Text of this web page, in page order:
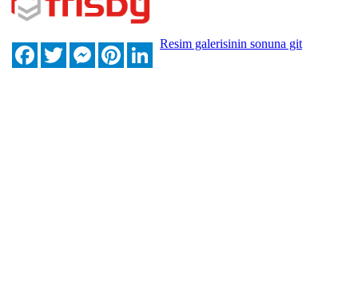
FacebookTwitterMessengerPinterestLinkedIn
Resim galerisinin sonuna git